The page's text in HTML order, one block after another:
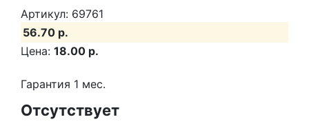
Артикул: 69761
56.70 р.
Цена: 18.00 р.
Гарантия 1 мес.
Отсутствует